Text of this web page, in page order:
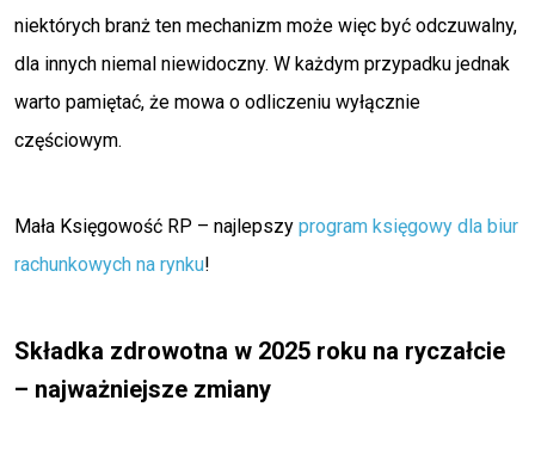
niektórych branż ten mechanizm może więc być odczuwalny,
dla innych niemal niewidoczny. W każdym przypadku jednak
warto pamiętać, że mowa o odliczeniu wyłącznie
częściowym.
Mała Księgowość RP – najlepszy program księgowy dla biur
rachunkowych na rynku!
Składka zdrowotna w 2025 roku na ryczałcie
– najważniejsze zmiany